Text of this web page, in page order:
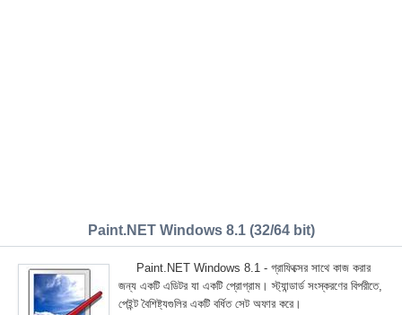
Paint.NET Windows 8.1 (32/64 bit)
Paint.NET Windows 8.1 - গ্রাফিক্সের সাথে কাজ করার
জন্য একটি এডিটর যা একটি প্রোগ্রাম। স্ট্যান্ডার্ড সংস্করণের বিপরীতে,
পেইন্ট বৈশিষ্ট্যগুলির একটি বর্ধিত সেট অফার করে।